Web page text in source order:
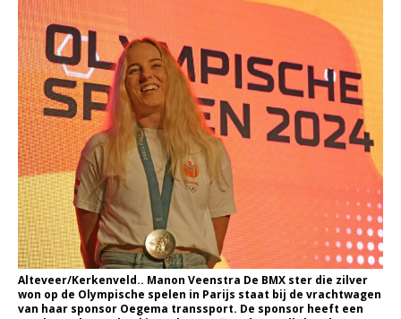
Alteveer/Kerkenveld.. Manon Veenstra De BMX ster die zilver
won op de Olympische spelen in Parijs staat bij de vrachtwagen
van haar sponsor Oegema transsport. De sponsor heeft een